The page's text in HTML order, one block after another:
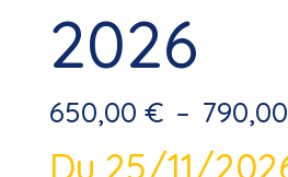
2026
650,00 € – 790,00
Du 25/11/